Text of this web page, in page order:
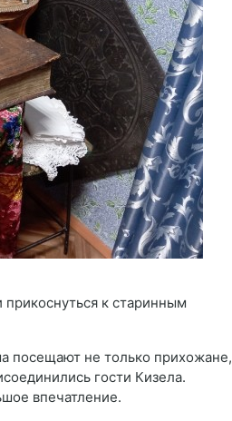
к старинным
посещают не только прихожане,
гости Кизела.
впечатление.